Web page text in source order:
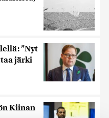
”Nyt
järki
Kiinan